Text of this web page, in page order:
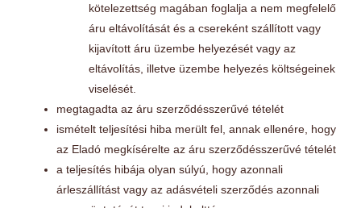
kötelezettség magában foglalja a nem megfelelő
áru eltávolítását és a csereként szállított vagy
kijavított áru üzembe helyezését vagy az
eltávolítás, illetve üzembe helyezés költségeinek
viselését.
megtagadta az áru szerződésszerűvé tételét
ismételt teljesítési hiba merült fel, annak ellenére, hogy
az Eladó megkísérelte az áru szerződésszerűvé tételét
a teljesítés hibája olyan súlyú, hogy azonnali
árleszállítást vagy az adásvételi szerződés azonnali